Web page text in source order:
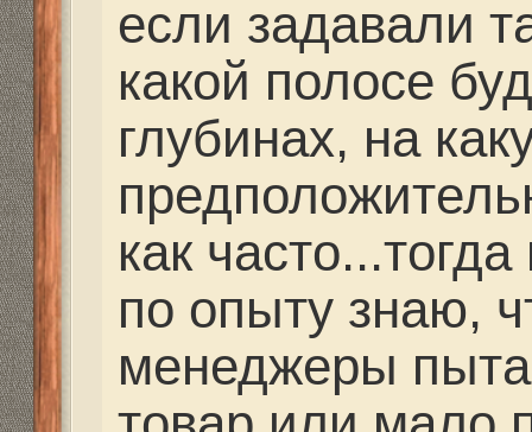
минимум для
основном охота
на 30-40 метрах!
для такой охоты
Надеюсь в этом году
попасть на
фридайвингу, а
(если такие
или вьетнам, там